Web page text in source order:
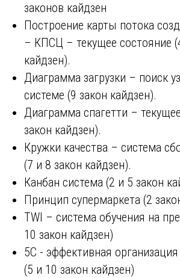
законов кайдзен
Построение карты потока
– КПСЦ – текущее состояние
кайдзен).
Диаграмма загрузки – поиск
системе (9 закон кайдзен).
Диаграмма спагетти –
закон кайдзен).
Кружки качества – система
(7 и 8 закон кайдзен).
Канбан система (2 и 5 закон
Принцип супермаркета (2
TWI – система обучения на
10 закон кайдзен)
5C - эффективная
(5 и 10 закон кайдзен)